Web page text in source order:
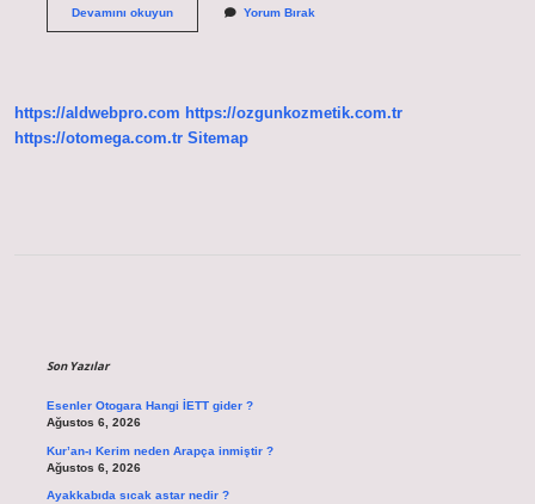
Devamını okuyunIngilterede
Yorum Bırak
https://aldwebpro.com https://ozgunkozmetik.com.tr
https://otomega.com.tr Sitemap
Son Yazılar
Esenler Otogara Hangi İETT gider ?
Ağustos 6, 2026
Kur’an-ı Kerim neden Arapça inmiştir ?
Ağustos 6, 2026
Ayakkabıda sıcak astar nedir ?